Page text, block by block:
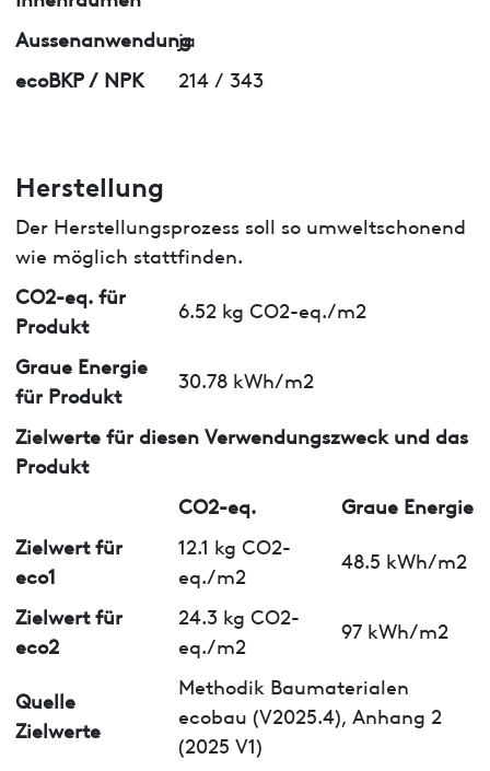
Aussenanwendung
ja
ecoBKP / NPK
214 / 343
Herstellung
Der Herstellungsprozess soll so umweltschonend
wie möglich stattfinden.
CO2-eq. für
Produkt
6.52 kg CO2-eq./m2
Graue Energie
für Produkt
30.78 kWh/m2
Zielwerte für diesen Verwendungszweck und das
Produkt
CO2-eq.
Graue Energie
Zielwert für
eco1
12.1 kg CO2-
eq./m2
48.5 kWh/m2
Zielwert für
eco2
24.3 kg CO2-
eq./m2
97 kWh/m2
Quelle
Zielwerte
Methodik Baumaterialen
ecobau (V2025.4), Anhang 2
(2025 V1)